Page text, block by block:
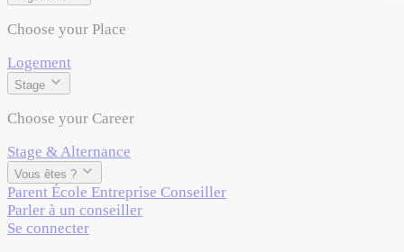
Choose your Place
Logement
Stage
Choose your Career
Stage & Alternance
Vous êtes ?
Parent École Entreprise Conseiller
Parler à un conseiller
Se connecter